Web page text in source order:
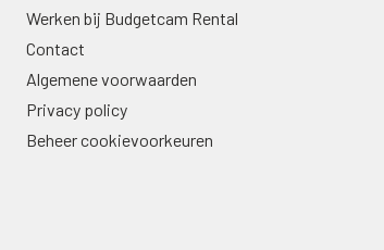
Werken bij Budgetcam Rental
Contact
Algemene voorwaarden
Privacy policy
Beheer cookievoorkeuren